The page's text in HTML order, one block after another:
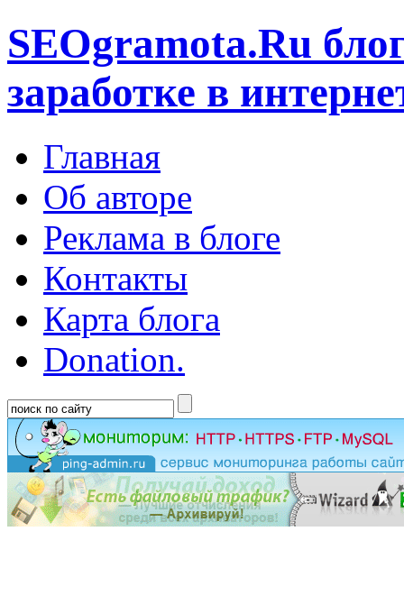
SEOgramota.Ru
заработке в
Главная
Об авторе
Реклама в блоге
Контакты
Карта блога
Donation.